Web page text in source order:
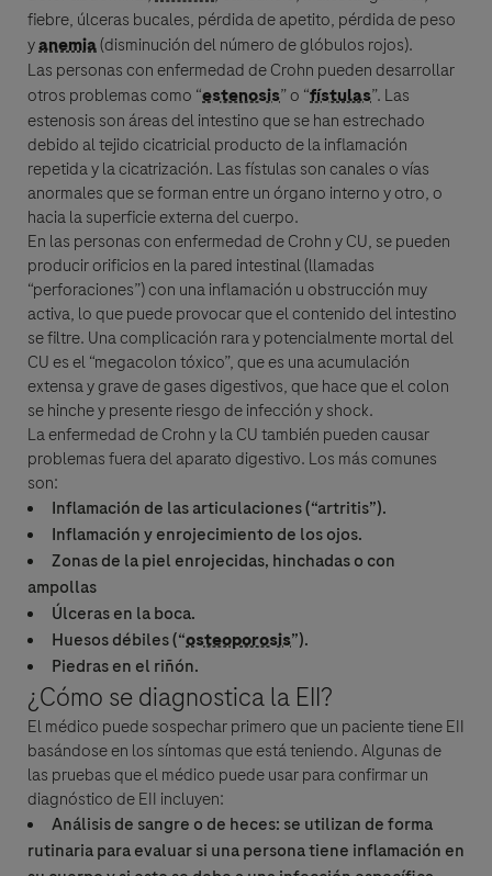
fiebre, úlceras bucales, pérdida de apetito, pérdida de peso
yanemia(disminución del número de glóbulos rojos).
Las personas conenfermedad de Crohn pueden desarrollar
otros problemas como “estenosis” o “fístulas”. Las
estenosis son áreas del intestino que se han estrechado
debido al tejido cicatricial producto de la inflamación
repetida y la cicatrización. Lasfístulas son canales o vías
anormales que se forman entre un órgano interno y otro, o
hacia la superficie externa del cuerpo.
En las personas conenfermedad de Crohny CU, se pueden
producir orificios en la pared intestinal (llamadas
“perforaciones”) con una inflamación u obstrucción muy
activa, lo que puede provocar que el contenido del intestino
se filtre. Una complicación rara y potencialmente mortal del
CU es el “megacolon tóxico”, que es una acumulación
extensa y grave de gases digestivos, que hace que el colon
se hinche y presente riesgo de infección y shock.
Laenfermedad de Crohny la CU también pueden causar
problemas fuera del aparato digestivo. Los más comunes
son:
Inflamación de las articulaciones (“artritis”).
Inflamación y enrojecimiento de los ojos.
Zonas de la piel enrojecidas, hinchadas o con
ampollas
Úlceras en la boca.
Huesos débiles (“osteoporosis”).
Piedras en el riñón.
¿Cómo se diagnostica la EII?
El médico puede sospechar primero que un paciente tiene EII
basándose en los síntomas que está teniendo. Algunas de
las pruebas que el médico puede usar para confirmar un
diagnóstico de EII incluyen:
Análisis de sangre o de heces: se utilizan de forma
rutinaria para evaluar si una persona tiene inflamación en